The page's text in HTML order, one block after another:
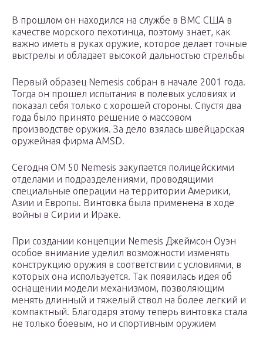
В прошлом он находился на службе в ВМС США в
качестве морского пехотинца, поэтому знает, как
важно иметь в руках оружие, которое делает точные
выстрелы и обладает высокой дальностью стрельбы
Первый образец Nemesis собран в начале 2001 года.
Тогда он прошел испытания в полевых условиях и
показал себя только с хорошей стороны. Спустя два
года было принято решение о массовом
производстве оружия. За дело взялась швейцарская
оружейная фирма AMSD.
Сегодня OM 50 Nemesis закупается полицейскими
отделами и подразделениями, проводящими
специальные операции на территории Америки,
Азии и Европы. Винтовка была применена в ходе
войны в Сирии и Ираке.
При создании концепции Nemesis Джеймсон Оуэн
особое внимание уделил возможности изменять
конструкцию оружия в соответствии с условиями, в
которых она используется. Так появилась идея об
оснащении модели механизмом, позволяющим
менять длинный и тяжелый ствол на более легкий и
компактный. Благодаря этому теперь винтовка стала
не только боевым, но и спортивным оружием